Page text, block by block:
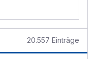
20.557 Einträge